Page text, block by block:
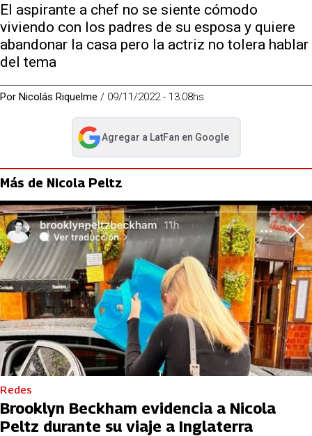
El aspirante a chef no se siente cómodo
viviendo con los padres de su esposa y quiere
abandonar la casa pero la actriz no tolera hablar
del tema
Por Nicolás Riquelme / 09/11/2022 - 13:08hs
Agregar a LatFan en Google
abre en nueva pestaña
Más de Nicola Peltz
Redes
Brooklyn Beckham evidencia a Nicola
Peltz durante su viaje a Inglaterra